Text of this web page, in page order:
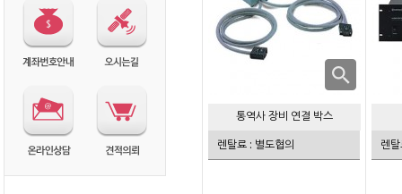
통역사 장비 연결 박스
렌탈료 : 별도협의
렌